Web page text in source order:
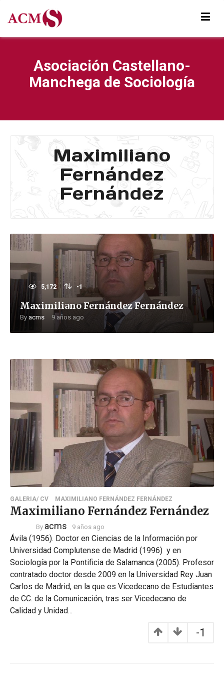
Asociación Castellano-
Manchega de Sociología
Maximiliano
Fernández
Fernández
5,172 -1
Maximiliano Fernández Fernández
Byacms 9 años ago
GALERIA/ CV MAXIMILIANO FERNÁNDEZ FERNÁNDEZ
Maximiliano Fernández Fernández
By acms 9 años ago
Ávila (1956). Doctor en Ciencias de la Información por
Universidad Complutense de Madrid (1996) y en
Sociología por la Pontificia de Salamanca (2005). Profesor
contratado doctor desde 2009 en la Universidad Rey Juan
Carlos de Madrid, en la que es Vicedecano de Estudiantes
de CC. de la Comunicación, tras ser Vicedecano de
Calidad y Unidad...
-1